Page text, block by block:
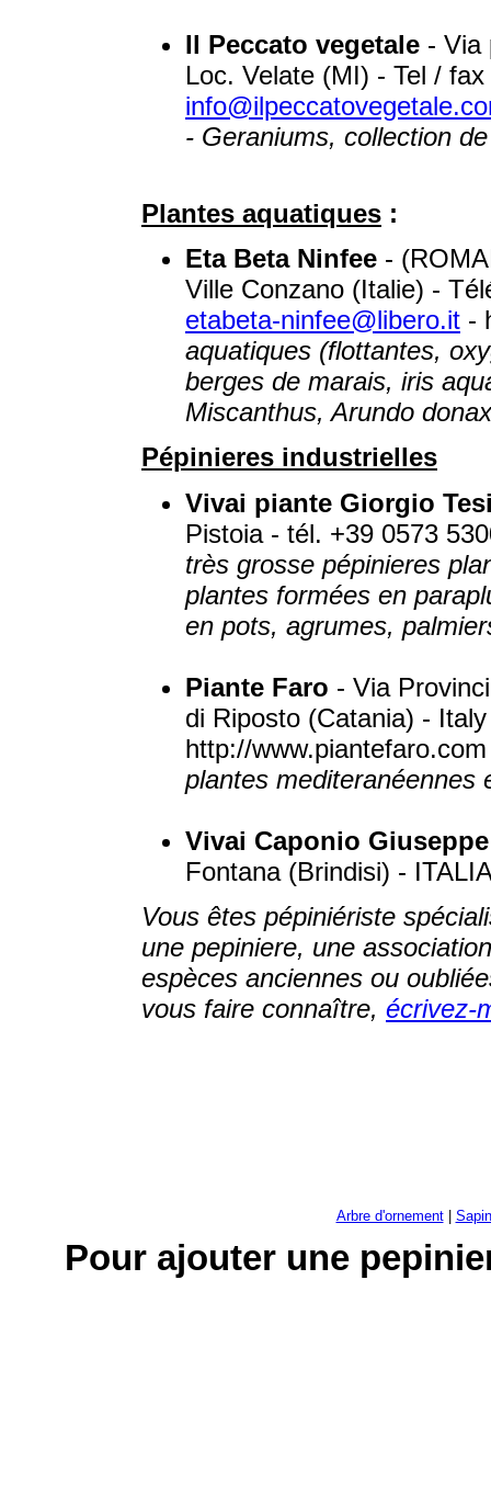
Il Peccato vegetale - Via
Loc. Velate (MI) - Tel /
- Geraniums, collection
Plantes aquatiques :
Eta Beta Ninfee -
Ville Conzano (Italie) -
etabeta-ninfee@libero.it -
aquatiques (flottantes,
berges de marais, iris
Miscanthus, Arundo
Pépinieres industrielles
Vivai piante Giorgio
Pistoia - tél. +39 0573
très grosse pépinieres
plantes formées en
en pots, agrumes,
Piante Faro - Via
di Riposto (Catania) -
http://
plantes mediteranéennes
Vivai Caponio Giuseppe
Fontana (Brindisi) -
Vous êtes pépiniériste
une pepiniere, une
espèces anciennes ou
vous faire connaître, écrivez-
Arbre d'ornement|
Pour ajouter une